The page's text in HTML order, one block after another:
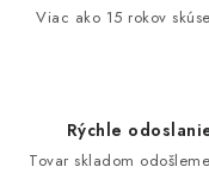
Viac ako 15 rokov
Rýchle
Tovar skladom